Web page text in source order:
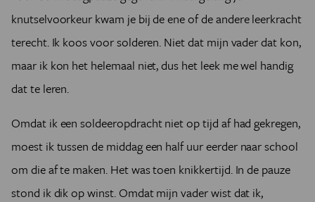
knutselvoorkeur kwam je bij de ene of de andere leerkracht
terecht. Ik koos voor solderen. Niet dat mijn vader dat kon,
maar ik kon het helemaal niet, dus het leek me wel handig
dat te leren.
Omdat ik een soldeeropdracht niet op tijd af had gekregen,
moest ik tussen de middag een half uur eerder naar school
om die af te maken. Het was toen knikkertijd. In de pauze
stond ik dik op winst. Omdat mijn vader wist dat ik,